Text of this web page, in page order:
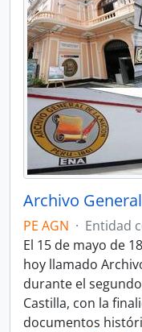
Archivo
PE AGN · Entidad
El 15 de mayo de
hoy llamado
durante el
Castilla, con la
documentos